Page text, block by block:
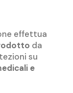
effettua
da
su
e